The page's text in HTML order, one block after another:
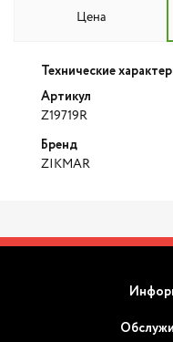
Цена
Технические
Артикул
Z19719R
Бренд
ZIKMAR